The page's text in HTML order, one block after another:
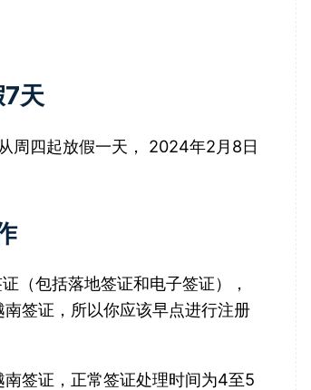
天
周四起放假一天， 2024年2月8日
（包括落地签证和电子签证），
签证，所以你应该早点进行注册
签证，正常签证处理时间为4至5